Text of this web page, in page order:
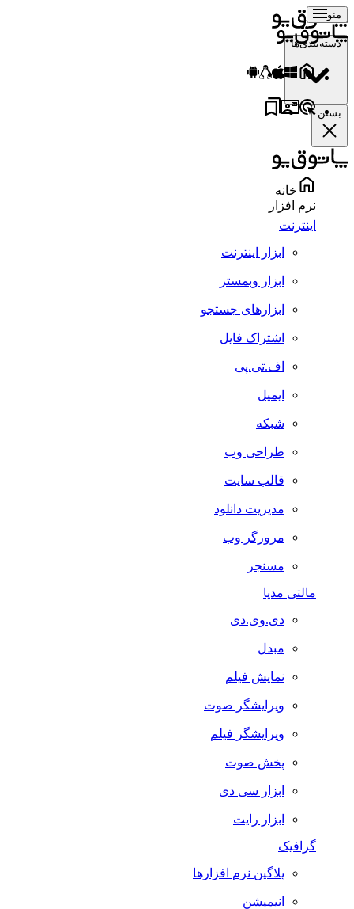
منو
دسته‌بندی‌ها
بستن
خانه
نرم افزار
اینترنت
ابزار اینترنت
ابزار وبمستر
ابزارهای جستجو
اشتراک فایل
اف.تی.پی
ایمیل
شبکه
طراحی وب
قالب سایت
مدیریت دانلود
مرورگر وب
مسنجر
مالتی مدیا
دی.وی.دی
مبدل
نمایش فیلم
ویرایشگر صوت
ویرایشگر فیلم
پخش صوت
ابزار سی دی
ابزار رایت
گرافیک
پلاگین نرم افزارها
انیمیشن